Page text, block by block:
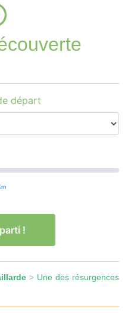
départ
!
> Une des résurgences